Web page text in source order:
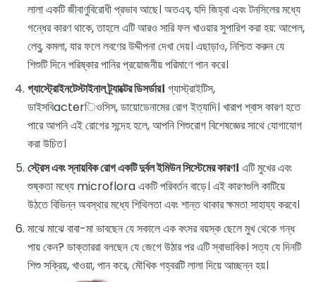
লালা একটি জীবাণুবিরোধী প্রভাব আছে। অতএব, যদি জিহ্বা এবং টনসিলের মধ্যে
গন্ধের কারণ থাকে, তাহলে এটি আরও সারি ফল খাওয়ার সুপারিশ করা হয়: আপেল,
লেবু, কমলা, যার ফলে লবণের উদ্দীপনা দেখা দেয়। এছাড়াও, নিশ্চিত করুন যে
শিশুটি দিনে পরিষ্কার পানির প্রয়োজনীয় পরিমাণে পান করে।
গ্যাস্ট্রোইনটেস্টাইনাল ট্র্যাক্টের ডিসর্ডার। গ্যাস্ট্রাইটিস,
ডাইসবিacterিওসিস, ডায়োডেনামের রোগ ইত্যাদি। খারাপ শ্বাস কারণ হতে
পারে আপনি এই রোগের সন্দেহ হলে, আপনি শিশুরোগ বিশেষজ্ঞের সাথে যোগাযোগ
করা উচিত।
স্ট্রেস এবং স্নায়বিক রোগ একটি দুর্বল ইমিউন সিস্টেমের কারণ। এটি মুখের এবং
শুষ্কতা মধ্যে microflora একটি পরিবর্তন বাড়ে। এই কারণগুলি কাটিয়ে
উঠতে বিভিন্ন অবস্থার মধ্যে শিথিলতা এবং শান্ত থাকার ক্ষমতা সাহায্য করবে।
মাঝে মাঝে বাবা-মা ভাবছেন যে সকালে এক বৎসর বয়স্ক ছেলে মুখ থেকে গন্ধ
পায় কেন? ডাক্তাররা বলছেন যে জেগে উঠার পর এটি স্বাভাবিক। সত্য যে দিনটি
শিশু সক্রিয়, খাওয়া, পান করে, মৌখিক গহ্বরটি লালা দিয়ে আচ্ছন্ন হয়।